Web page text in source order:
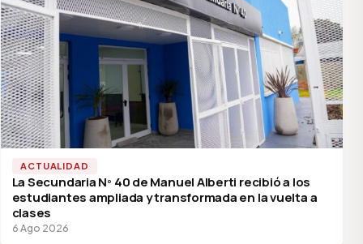
ACTUALIDAD
La Secundaria Nº 40 de Manuel Alberti recibió a los
estudiantes ampliada y transformada en la vuelta a
clases
6 Ago 2026